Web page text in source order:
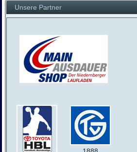
Unsere Partner